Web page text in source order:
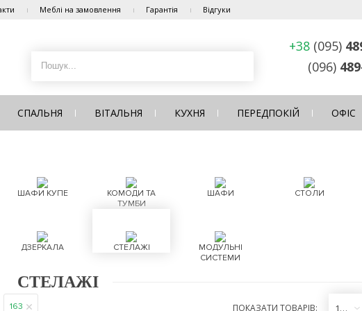
Меблі на замовлення Гарантія Відгуки
+38 (095)
(096)
СПАЛЬНЯ ВІТАЛЬНЯ КУХНЯ ПЕРЕДПОКІЙ ОФІС
ШАФИ КУПЕ
КОМОДИ ТА
ТУМБИ
ШАФИ СТОЛИ
ДЗЕРКАЛА СТЕЛАЖІ
МОДУЛЬНІ
СИСТЕМИ
СТЕЛАЖІ
163 ПОКАЗАТИ ТОВАРІВ: 12